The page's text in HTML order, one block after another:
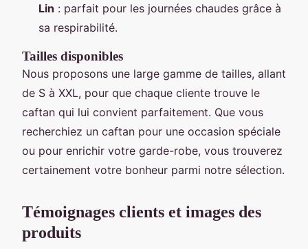
Lin : parfait pour les journées chaudes grâce à
sa respirabilité.
Tailles disponibles
Nous proposons une large gamme de tailles, allant
de S à XXL, pour que chaque cliente trouve le
caftan qui lui convient parfaitement. Que vous
recherchiez un caftan pour une occasion spéciale
ou pour enrichir votre garde-robe, vous trouverez
certainement votre bonheur parmi notre sélection.
Témoignages clients et images des
produits